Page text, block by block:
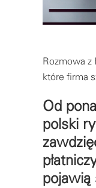
Rozmowa z
które firma
Od
polski